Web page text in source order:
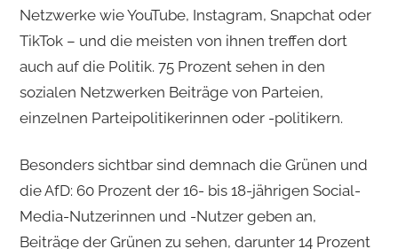
Netzwerke wie YouTube, Instagram, Snapchat oder
TikTok – und die meisten von ihnen treffen dort
auch auf die Politik. 75 Prozent sehen in den
sozialen Netzwerken Beiträge von Parteien,
einzelnen Parteipolitikerinnen oder -politikern.
Besonders sichtbar sind demnach die Grünen und
die AfD: 60 Prozent der 16- bis 18-jährigen Social-
Media-Nutzerinnen und -Nutzer geben an,
Beiträge der Grünen zu sehen, darunter 14 Prozent